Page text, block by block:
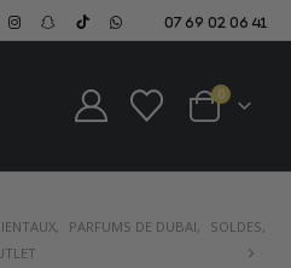
07 69 02 06 41
0
, PARFUMS DE DUBAI, SOLDES,